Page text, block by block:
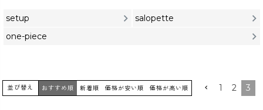
新着 再入荷 SALE
setup
salopette
one-piece
並び替え おすすめ順 新着順 価格が安い順 価格が高い順 1 2 3